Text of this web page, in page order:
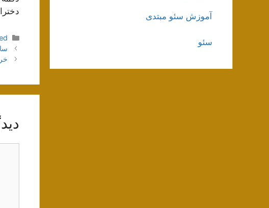
ناوبری
آموزش سئو مبتدی
سئو